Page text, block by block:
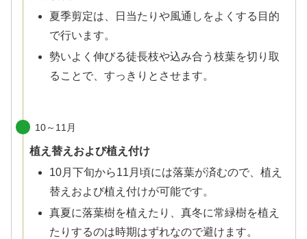
夏季剪定は、日当たりや風通しをよくする目的
で行います。
勢いよく伸びる徒長枝や込み合う枝葉を切り取
ることで、すっきりとさせます。
10～11月
植え替えおよび植え付け
10月下旬から11月頃には落葉が済むので、植え
替えおよび植え付けが可能です。
真夏に落葉樹を植えたり、真冬に常緑樹を植え
たりするのは時期はずれなので避けます。